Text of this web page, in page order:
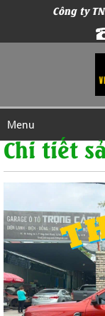
Công ty
Menu
Chi tiết